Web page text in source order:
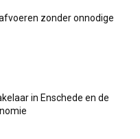
zonder onnodige
in Enschede en de